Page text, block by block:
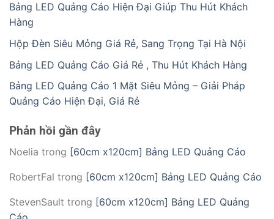
Bảng LED Quảng Cáo Hiện Đại Giúp Thu Hút Khách
Hàng
Hộp Đèn Siêu Mỏng Giá Rẻ, Sang Trọng Tại Hà Nội
Bảng LED Quảng Cáo Giá Rẻ , Thu Hút Khách Hàng
Bảng LED Quảng Cáo 1 Mặt Siêu Mỏng – Giải Pháp
Quảng Cáo Hiện Đại, Giá Rẻ
Phản hồi gần đây
Noelia trong [60cm x120cm] Bảng LED Quảng Cáo
RobertFal trong [60cm x120cm] Bảng LED Quảng Cáo
StevenSault trong [60cm x120cm] Bảng LED Quảng